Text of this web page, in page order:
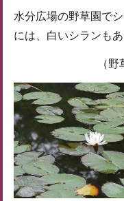
水分広場の野草園で
には、白いシランもあ
（